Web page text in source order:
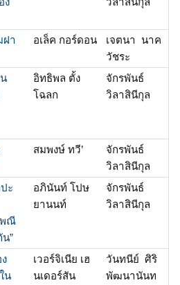
ฝา
อเล็ค กอร์ดอน
เจตนา นาค
วัชระ
อิทธิพล ตั้ง
โฉลก
จักรพันธ์
วิลาสินีกุล
สมพงษ์ ทวี’
จักรพันธ์
วิลาสินีกุล
ะ
พณี
”
อภินันท์ โปษ
ยานนท์
จักรพันธ์
วิลาสินีกุล
น
เวอร์จิเนีย เฮ
นเดอร์สัน
วันทนีย์ ศิริ
พัฒนานันท